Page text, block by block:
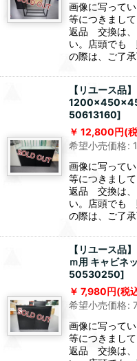
画像に写って
等につきまし
返品 交換は、
い。店頭でも
の際は、ご了
【リユース品
50613160]
12,800円(
希望小売価格:
画像に写って
等につきまし
返品 交換は、
い。店頭でも
の際は、ご了
【リユース品
ｍ用 キャビネ
50530250]
7,980円(税
希望小売価格:
画像に写って
等につきまし
返品 交換は、